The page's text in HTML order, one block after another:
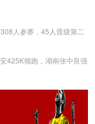
人参赛，45人晋级第二
425K领跑，湖南张中良强